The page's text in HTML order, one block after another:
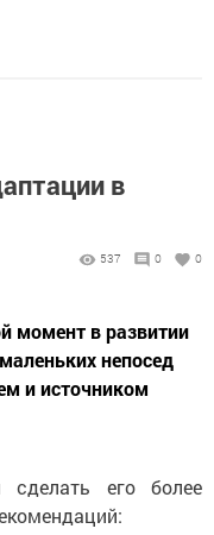
в
537 0 0
момент в развитии
непосед
и источником
его более